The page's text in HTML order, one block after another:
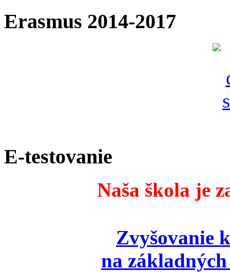
Erasmus 2014-2017
E-testovanie
Naša škola je
Zvyšovanie
na